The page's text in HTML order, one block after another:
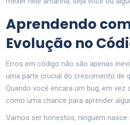
Aprendendo
Evolução no
Erros em código não são apenas
uma parte crucial do crescimento de
Quando você encara um bug, em vez
como uma chance para aprender
Vamos ser honestos, ninguém nasce